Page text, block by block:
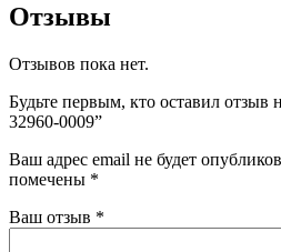
Отзывы
Отзывов пока нет.
Будьте первым, кто оставил отзыв
32960-0009”
Ваш адрес email не будет
помечены *
Ваш отзыв *